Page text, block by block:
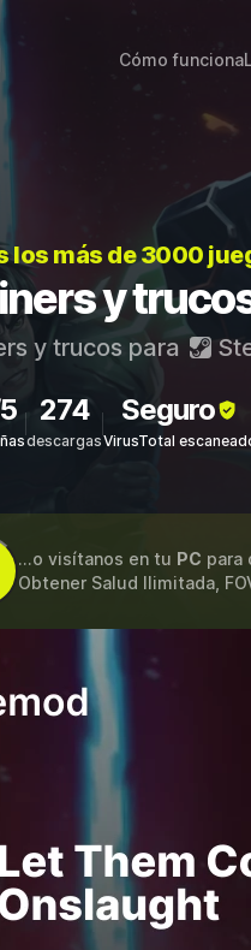
Cómo funciona
los más de 3000
y
y trucos para
274
descargas
Seguro
VirusTotal
...o visítanos en tu PC para
Obtener Salud Ilimitada,